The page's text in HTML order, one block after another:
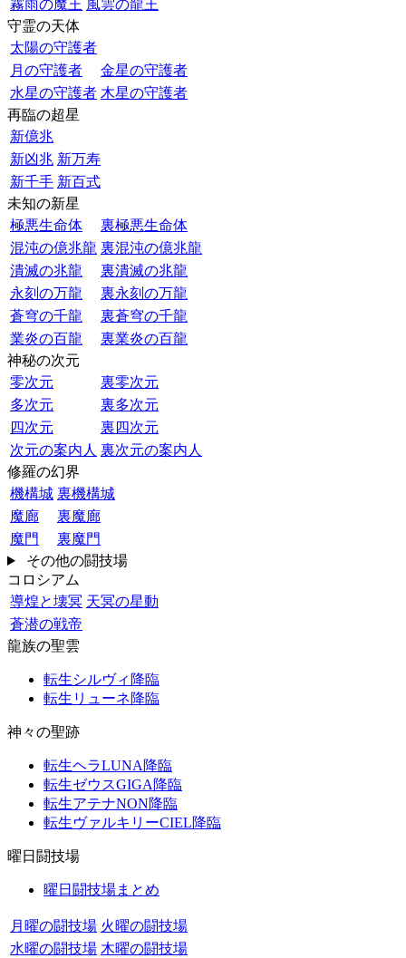
霧雨の魔王 風雲の龍王
守霊の天体
太陽の守護者
月の守護者
金星の守護者
水星の守護者 木星の守護者
再臨の超星
新億兆
新凶兆 新万寿
新千手 新百式
未知の新星
極悪生命体
裏極悪生命体
混沌の億兆龍 裏混沌の億兆龍
潰滅の兆龍
裏潰滅の兆龍
永刻の万龍
裏永刻の万龍
蒼穹の千龍
裏蒼穹の千龍
業炎の百龍
裏業炎の百龍
神秘の次元
零次元
裏零次元
多次元
裏多次元
四次元
裏四次元
次元の案内人 裏次元の案内人
修羅の幻界
機構城 裏機構城
魔廊
裏魔廊
魔門
裏魔門
その他の闘技場
コロシアム
導煌と壊冥 天冥の星動
蒼潜の戦帝
龍族の聖雲
転生シルヴィ降臨
転生リューネ降臨
神々の聖跡
転生ヘラLUNA降臨
転生ゼウスGIGA降臨
転生アテナNON降臨
転生ヴァルキリーCIEL降臨
曜日闘技場
曜日闘技場まとめ
月曜の闘技場 火曜の闘技場
水曜の闘技場 木曜の闘技場